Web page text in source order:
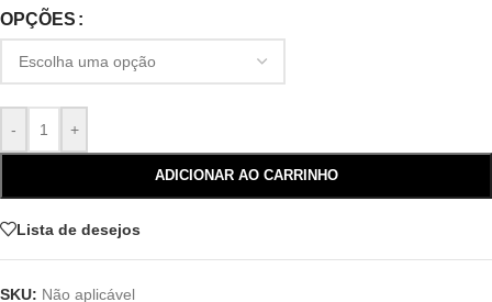
OPÇÕES
- +
ADICIONAR AO CARRINHO
Lista de desejos
SKU: Não aplicável